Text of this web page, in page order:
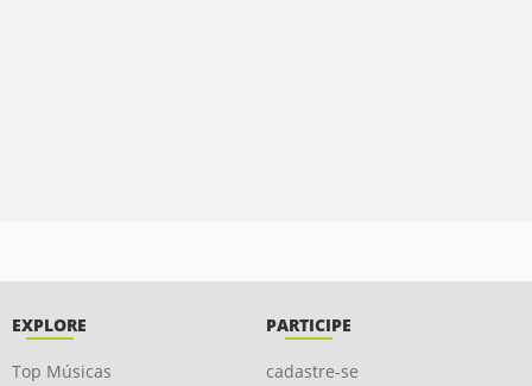
EXPLORE
Top Músicas
PARTICIPE
cadastre-se